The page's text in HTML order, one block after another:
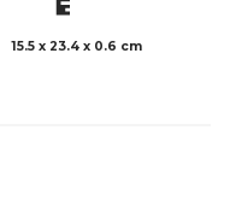
15.5 x 23.4 x 0.6 cm